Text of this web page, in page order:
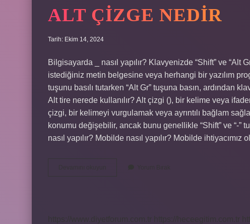
ALT ÇIZGE NEDIR
Tarih: Ekim 14, 2024
Bilgisayarda _ nasıl yapılır? Klavyenizde “Shift” ve “Alt
istediğiniz metin belgesine veya herhangi bir yazılım
tuşunu basılı tutarken “Alt Gr” tuşuna basın, ardından
Alt tire nerede kullanılır? Alt çizgi (), bir kelime veya
çizgi, bir kelimeyi vurgulamak veya ayrıntılı bağlam
konumu değişebilir, ancak bunu genellikle “Shift” ve “-”
nasıl yapılır? Mobilde nasıl yapılır? Mobilde ihtiyacımız